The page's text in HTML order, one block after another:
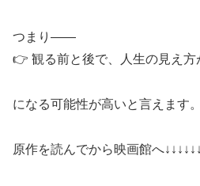
つまり――
👉 観る前と後で、人生の見え方
になる可能性が高いと言えます。
原作を読んでから映画館へ